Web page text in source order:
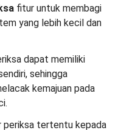
fitur untuk membagi
yang lebih kecil dan
dapat memiliki
sehingga
kemajuan pada
tertentu kepada